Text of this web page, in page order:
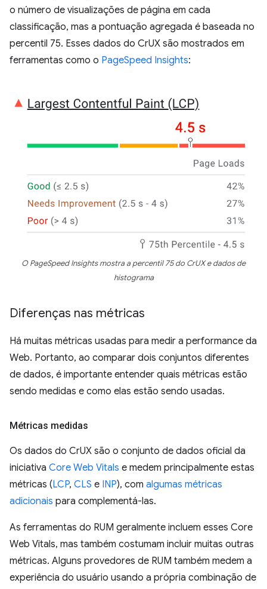
o número de visualizações de página em cada
classificação, mas a pontuação agregada é baseada no
percentil 75. Esses dados do CrUX são mostrados em
ferramentas como o PageSpeed Insights:
O PageSpeed Insights mostra a percentil 75 do CrUX e dados de
histograma
Diferenças nas métricas
Há muitas métricas usadas para medir a performance da
Web. Portanto, ao comparar dois conjuntos diferentes
de dados, é importante entender quais métricas estão
sendo medidas e como elas estão sendo usadas.
Métricas medidas
Os dados do CrUX são o conjunto de dados oficial da
iniciativa Core Web Vitals e medem principalmente estas
métricas (LCP, CLS e INP), com algumas métricas
adicionais para complementá-las.
As ferramentas do RUM geralmente incluem esses Core
Web Vitals, mas também costumam incluir muitas outras
métricas. Alguns provedores de RUM também medem a
experiência do usuário usando a própria combinação de